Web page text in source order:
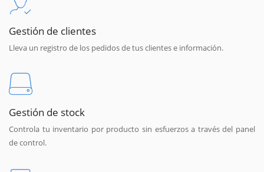
Gestión de clientes
Lleva un registro de los pedidos de tus clientes e información.
Gestión de stock
Controla tu inventario por producto sin esfuerzos a través del panel
de control.